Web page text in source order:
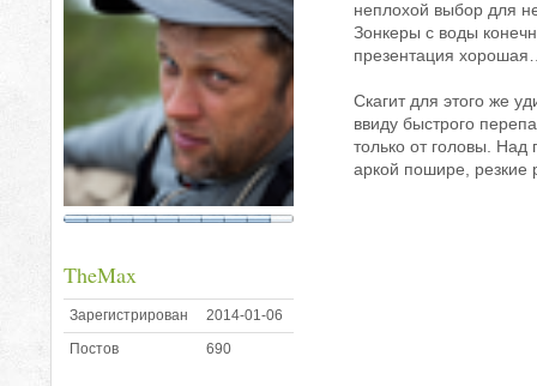
TheMax
Зарегистрирован
2014-01-06
Постов
690
неплохой выбор для
Зонкеры с воды
презентация
Скагит для этого же
ввиду быстрого
только от головы. Над
аркой пошире, резкие